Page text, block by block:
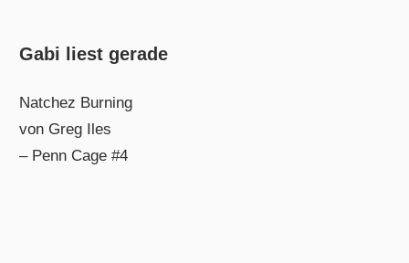
Gabi liest gerade
Natchez Burning
von Greg Iles
– Penn Cage #4